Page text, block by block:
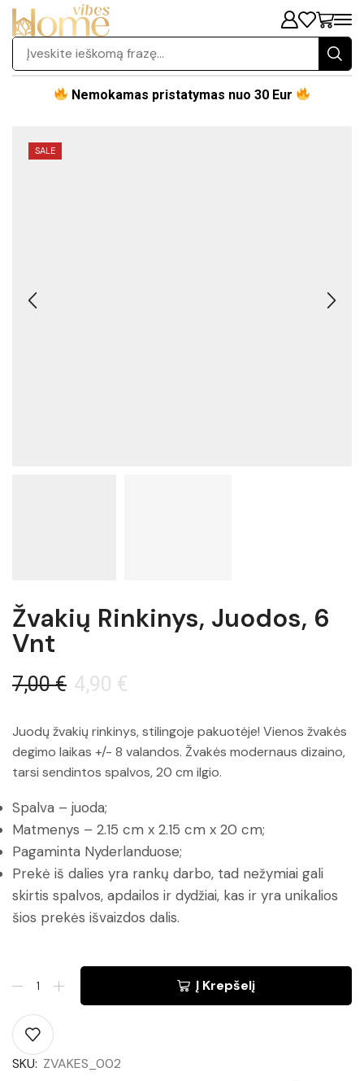
Nemokamas pristatymas nuo 30 Eur
SALE
Žvakių Rinkinys, Juodos, 6
Vnt
7,00€ 4,90 €
Juodų žvakių rinkinys, stilingoje pakuotėje! Vienos žvakės
degimo laikas +/- 8 valandos. Žvakės modernaus dizaino,
tarsi sendintos spalvos, 20 cm ilgio.
Spalva – juoda;
Matmenys – 2.15 cm x 2.15 cm x 20 cm;
Pagaminta Nyderlanduose;
Prekė iš dalies yra rankų darbo, tad nežymiai gali
skirtis spalvos, apdailos ir dydžiai, kas ir yra unikalios
šios prekės išvaizdos dalis.
Į Krepšelį
SKU: ZVAKES_002